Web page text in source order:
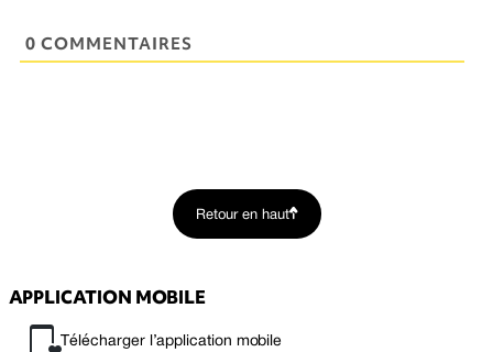
0 COMMENTAIRES
Retour en haut
APPLICATION MOBILE
Télécharger l’application mobile